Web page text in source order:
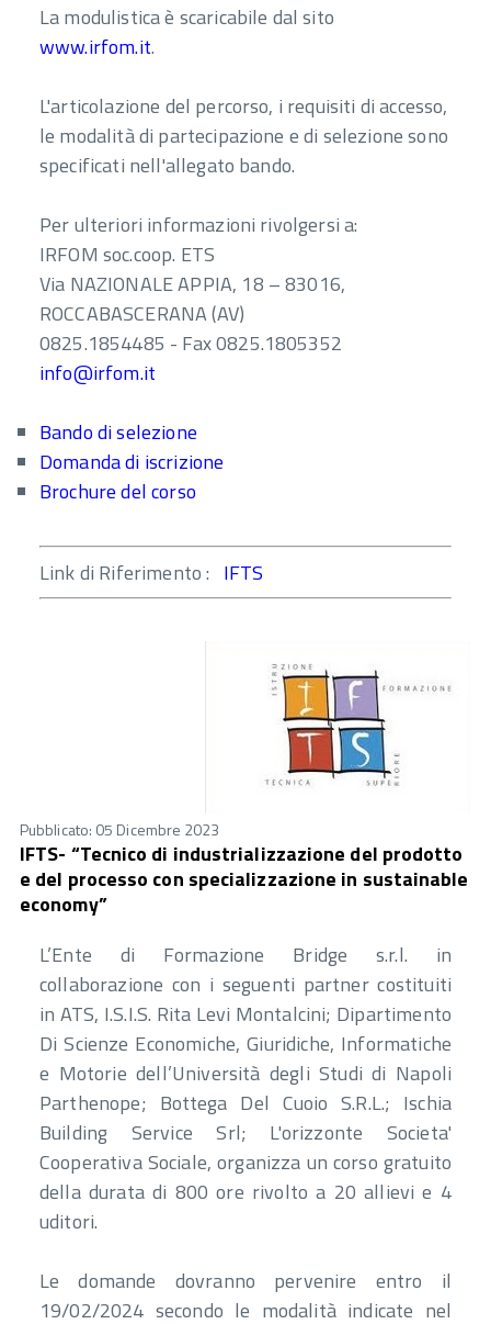
La modulistica è scaricabile dal sito
www.irfom.it.
L'articolazione del percorso, i requisiti di accesso,
le modalità di partecipazione e di selezione sono
specificati nell'allegato bando.
Per ulteriori informazioni rivolgersi a:
IRFOM soc.coop. ETS
Via NAZIONALE APPIA, 18 – 83016,
ROCCABASCERANA (AV)
0825.1854485 - Fax 0825.1805352
info@irfom.it
Bando di selezione
Domanda di iscrizione
Brochure del corso
Link di Riferimento : IFTS
Pubblicato: 05 Dicembre 2023
IFTS- “Tecnico di industrializzazione del prodotto
e del processo con specializzazione in sustainable
economy”
L’Ente di Formazione Bridge s.r.l. in
collaborazione con i seguenti partner costituiti
in ATS, I.S.I.S. Rita Levi Montalcini; Dipartimento
Di Scienze Economiche, Giuridiche, Informatiche
e Motorie dell’Università degli Studi di Napoli
Parthenope; Bottega Del Cuoio S.R.L.; Ischia
Building Service Srl; L'orizzonte Societa'
Cooperativa Sociale, organizza un corso gratuito
della durata di 800 ore rivolto a 20 allievi e 4
uditori.
Le domande dovranno pervenire entro il
19/02/2024 secondo le modalità indicate nel